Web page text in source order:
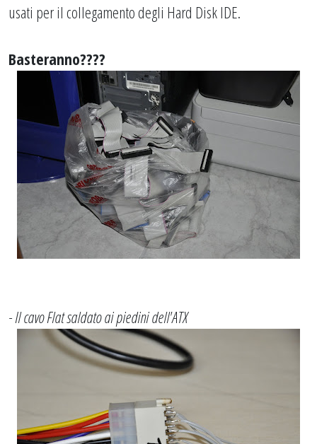
usati per il collegamento degli Hard Disk IDE.
Basteranno????
- Il cavo Flat saldato ai piedini dell'ATX